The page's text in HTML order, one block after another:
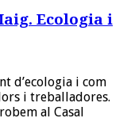
Ecologia i
d’ecologia i com
i treballadores.
al Casal